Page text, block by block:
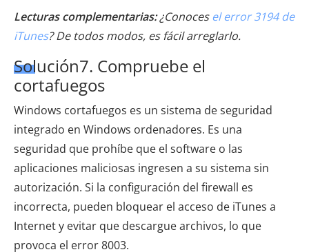
Lecturas complementarias:¿Conocesel error 3194 de
iTunes? De todos modos, es fácil arreglarlo.
Solución7. Compruebe el
cortafuegos
Windows cortafuegos es un sistema de seguridad
integrado en Windows ordenadores. Es una
seguridad que prohíbe que el software o las
aplicaciones maliciosas ingresen a su sistema sin
autorización. Si la configuración del firewall es
incorrecta, pueden bloquear el acceso de iTunes a
Internet y evitar que descargue archivos, lo que
provoca el error 8003.